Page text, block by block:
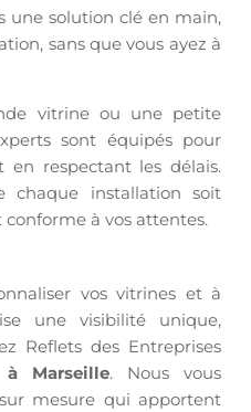
une solution clé en main,
sans que vous ayez à
vitrine ou une petite
sont équipés pour
respectant les délais.
chaque installation soit
à vos attentes.
vos vitrines et à
une visibilité unique,
Reflets des Entreprises
à Marseille. Nous vous
mesure qui apportent